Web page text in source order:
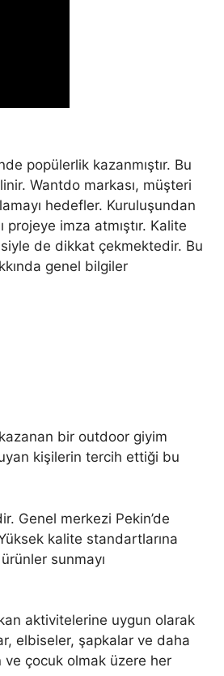
popülerlik kazanmıştır. Bu
Wantdo markası, müşteri
hedefler. Kuruluşundan
imza atmıştır. Kalite
de dikkat çekmektedir. Bu
genel bilgiler
bir outdoor giyim
kişilerin tercih ettiği bu
Genel merkezi Pekin’de
kalite standartlarına
sunmayı
aktivitelerine uygun olarak
elbiseler, şapkalar ve daha
ve çocuk olmak üzere her